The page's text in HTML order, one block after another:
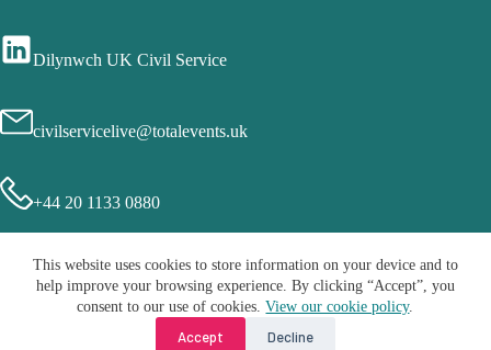
This website uses cookies to store information on your device and to
help improve your browsing experience. By clicking “Accept”, you
consent to our use of cookies.View our cookie policy.
Accept Decline
Dilynwch UK Civil Service
civilservicelive@totalevents.uk
+44 20 1133 0880